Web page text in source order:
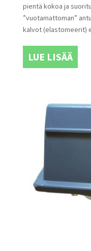
pientä kokoa ja
”vuotamattoman”
kalvot (elastomeerit)
LUE LISÄÄ